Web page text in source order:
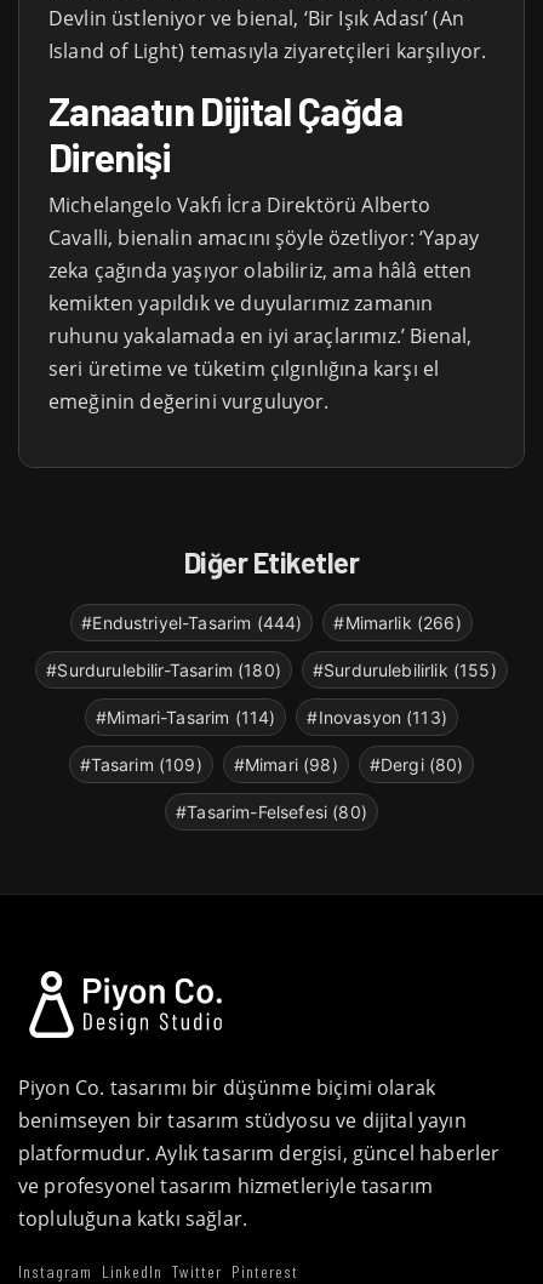
Devlin üstleniyor ve bienal, ‘Bir Işık Adası’ (An
Island of Light) temasıyla ziyaretçileri karşılıyor.
Zanaatın Dijital Çağda
Direnişi
Michelangelo Vakfı İcra Direktörü Alberto
Cavalli, bienalin amacını şöyle özetliyor: ‘Yapay
zeka çağında yaşıyor olabiliriz, ama hâlâ etten
kemikten yapıldık ve duyularımız zamanın
ruhunu yakalamada en iyi araçlarımız.’ Bienal,
seri üretime ve tüketim çılgınlığına karşı el
emeğinin değerini vurguluyor.
Diğer Etiketler
#Endustriyel-Tasarim (444) #Mimarlik (266)
#Surdurulebilir-Tasarim (180) #Surdurulebilirlik (155)
#Mimari-Tasarim (114) #Inovasyon (113)
#Tasarim (109) #Mimari (98) #Dergi (80)
#Tasarim-Felsefesi (80)
Piyon Co. tasarımı bir düşünme biçimi olarak
benimseyen bir tasarım stüdyosu ve dijital yayın
platformudur. Aylık tasarım dergisi, güncel haberler
ve profesyonel tasarım hizmetleriyle tasarım
topluluğuna katkı sağlar.
Instagram LinkedIn Twitter Pinterest